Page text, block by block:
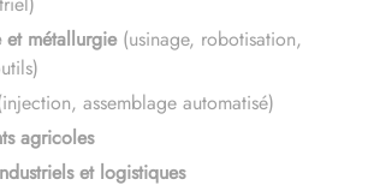
et métallurgie(usinage, robotisation,
assemblage automatisé)
agricoles
et logistiques